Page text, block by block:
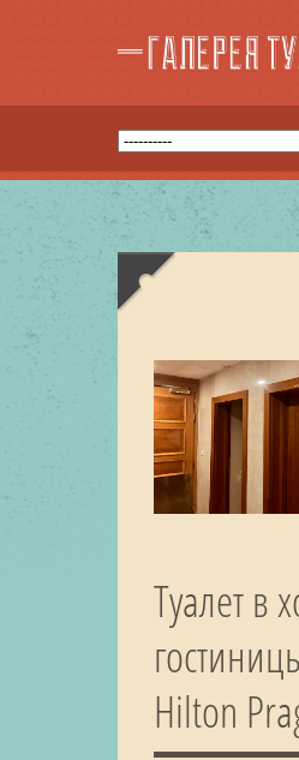
Туалет в
Hilton